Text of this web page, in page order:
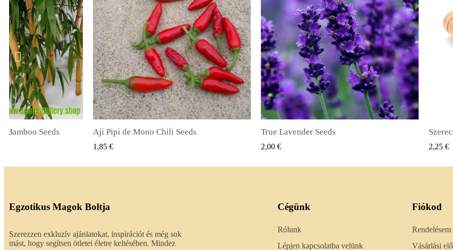
Seeds GYORSNÉZET
True Lavender Seeds
2,00 €
GYORSNÉZET
Szerecsendióbors Magvak (Pimenta dioica)
2,25 € 2,50 €
Egzotikus Magok Boltja
Szerezzen exkluzív ajánlatokat, inspirációt és még sok
mást, hogy segítsen ötletei életre keltésében. Mindez
Cégünk
Rólunk
Lépjen kapcsolatba velünk
Fiókod
Vásárlási